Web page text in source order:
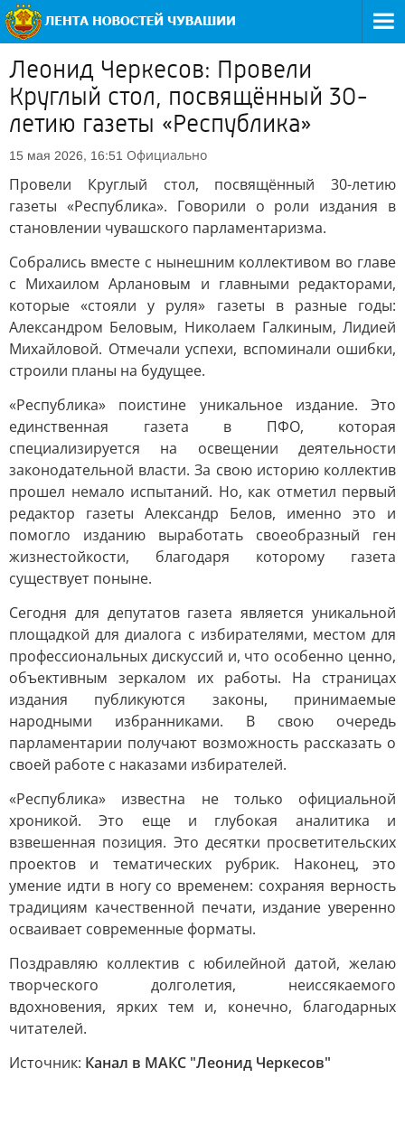
Леонид Черкесов: Провели
Круглый стол, посвящённый 30-
летию газеты «Республика»
15 мая 2026, 16:51 Официально
Провели Круглый стол, посвящённый 30-летию
газеты «Республика». Говорили о роли издания в
становлении чувашского парламентаризма.
Собрались вместе с нынешним коллективом во главе
с Михаилом Арлановым и главными редакторами,
которые «стояли у руля» газеты в разные годы:
Александром Беловым, Николаем Галкиным, Лидией
Михайловой. Отмечали успехи, вспоминали ошибки,
строили планы на будущее.
«Республика» поистине уникальное издание. Это
единственная газета в ПФО, которая
специализируется на освещении деятельности
законодательной власти. За свою историю коллектив
прошел немало испытаний. Но, как отметил первый
редактор газеты Александр Белов, именно это и
помогло изданию выработать своеобразный ген
жизнестойкости, благодаря которому газета
существует поныне.
Сегодня для депутатов газета является уникальной
площадкой для диалога с избирателями, местом для
профессиональных дискуссий и, что особенно ценно,
объективным зеркалом их работы. На страницах
издания публикуются законы, принимаемые
народными избранниками. В свою очередь
парламентарии получают возможность рассказать о
своей работе с наказами избирателей.
«Республика» известна не только официальной
хроникой. Это еще и глубокая аналитика и
взвешенная позиция. Это десятки просветительских
проектов и тематических рубрик. Наконец, это
умение идти в ногу со временем: сохраняя верность
традициям качественной печати, издание уверенно
осваивает современные форматы.
Поздравляю коллектив с юбилейной датой, желаю
творческого долголетия, неиссякаемого
вдохновения, ярких тем и, конечно, благодарных
читателей.
Источник: Канал в МАКС "Леонид Черкесов"